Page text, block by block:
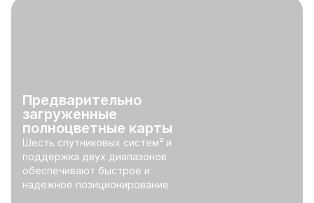
Предварительно
загруженные
полноцветные карты
Шесть спутниковых систем² и
поддержка двух диапазонов
обеспечивают быстрое и
надежное позиционирование.